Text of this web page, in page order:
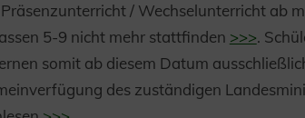
/ Wechselunterricht ab
5-9 nicht mehr stattfinden >>>.
somit ab diesem Datum
des zuständigen